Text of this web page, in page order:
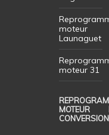
moteur
Launaguet
moteur 31
MOTEUR
CONVERSION